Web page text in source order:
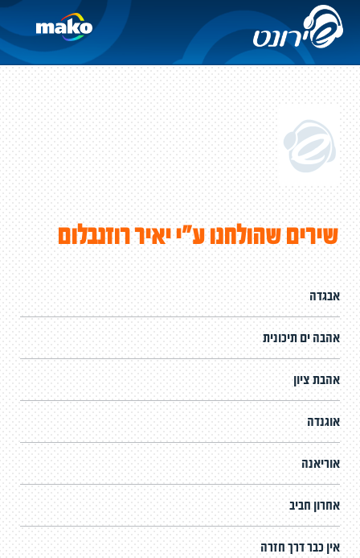
שירים שהולחנו ע"י יאיר רוזנבלום
אבגדה
אהבה ים תיכונית
אהבת ציון
אוגנדה
אוריאנה
אחרון חביב
אין כבר דרך חזרה